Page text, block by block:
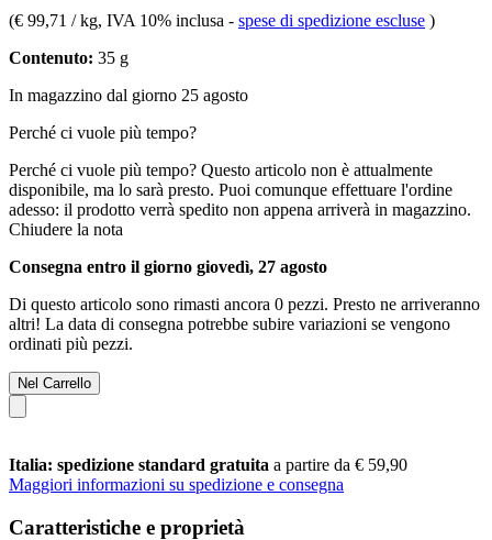
(€ 99,71 / kg, IVA 10% inclusa - spese di spedizione escluse )
Contenuto: 35 g
In magazzino dal giorno 25 agosto
Perché ci vuole più tempo?
Perché ci vuole più tempo? Questo articolo non è attualmente
disponibile, ma lo sarà presto. Puoi comunque effettuare l'ordine
adesso: il prodotto verrà spedito non appena arriverà in magazzino.
Chiudere la nota
Consegna entro il giorno giovedì, 27 agosto
Di questo articolo sono rimasti ancora 0 pezzi. Presto ne arriveranno
altri! La data di consegna potrebbe subire variazioni se vengono
ordinati più pezzi.
Nel Carrello
Italia: spedizione standard gratuita a partire da € 59,90
Maggiori informazioni su spedizione e consegna
Caratteristiche e proprietà